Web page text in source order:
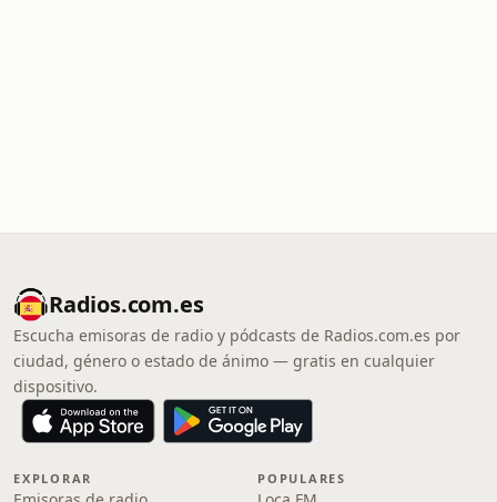
Radios.com.es
Escucha emisoras de radio y pódcasts de Radios.com.es por
ciudad, género o estado de ánimo — gratis en cualquier
dispositivo.
EXPLORAR POPULARES